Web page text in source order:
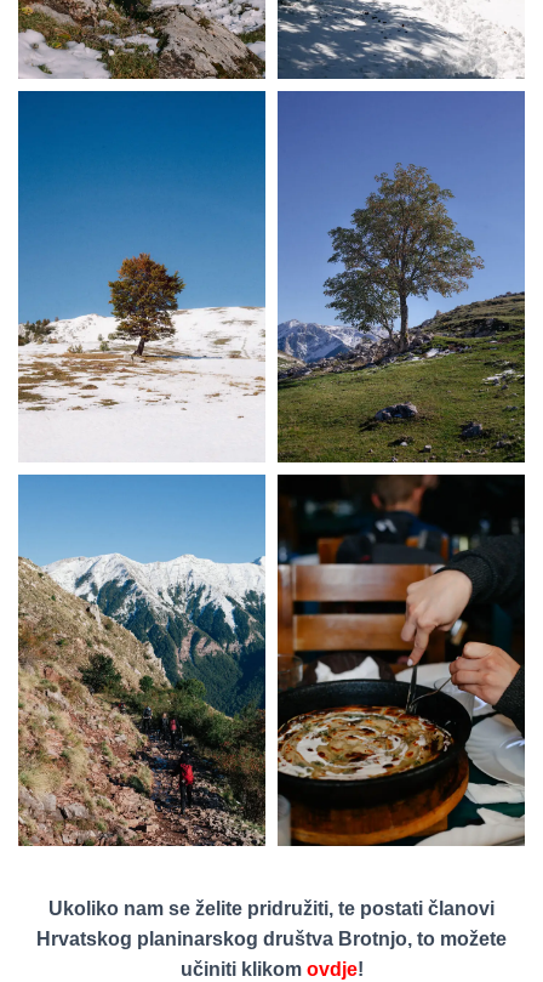
Ukoliko nam se želite pridružiti, te postati članovi
Hrvatskog planinarskog društva Brotnjo, to možete
učiniti klikom ovdje!